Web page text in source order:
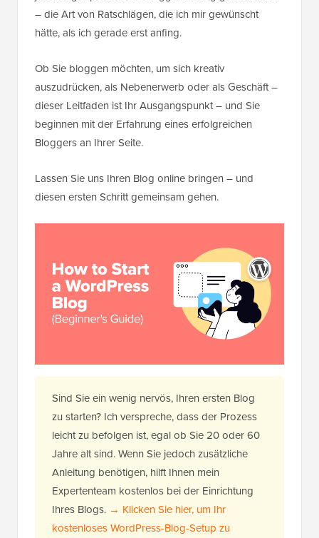
– die Art von Ratschlägen, die ich mir gewünscht
hätte, als ich gerade erst anfing.
Ob Sie bloggen möchten, um sich kreativ
auszudrücken, als Nebenerwerb oder als Geschäft –
dieser Leitfaden ist Ihr Ausgangspunkt – und Sie
beginnen mit der Erfahrung eines erfolgreichen
Bloggers an Ihrer Seite.
Lassen Sie uns Ihren Blog online bringen – und
diesen ersten Schritt gemeinsam gehen.
Sind Sie ein wenig nervös, Ihren ersten Blog
zu starten? Ich verspreche, dass der Prozess
leicht zu befolgen ist, egal ob Sie 20 oder 60
Jahre alt sind. Wenn Sie jedoch zusätzliche
Anleitung benötigen, hilft Ihnen mein
Expertenteam kostenlos bei der Einrichtung
Ihres Blogs. → Klicken Sie hier, um Ihr
kostenloses WordPress-Blog-Setup zu